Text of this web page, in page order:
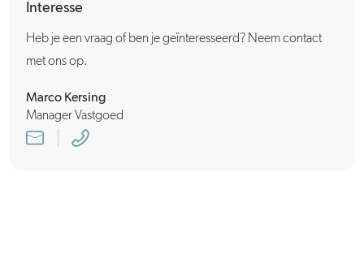
Interesse
Heb je een vraag of ben je geïnteresseerd? Neem contact
met ons op.
Marco Kersing
Manager Vastgoed